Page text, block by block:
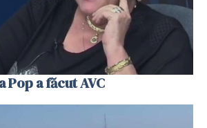
Pop a făcut AVC